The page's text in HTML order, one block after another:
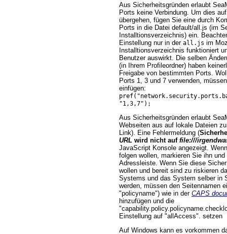
Aus Sicherheitsgründen erlaubt
Ports keine Verbindung. Um dies
übergehen, fügen Sie eine durch
Ports in die Datei default/all.js (im
Installtionsverzeichnis) ein.
Einstellung nur in der all.js im
Installtionsverzeichnis funktioniert
Benutzer auswirkt. Die selben
(in Ihrem Profileordner) haben
Freigabe von bestimmten Ports.
Ports 1, 3 und 7 verwenden,
einfügen:
"1,3,7");
Aus Sicherheitsgründen erlaubt
Webseiten aus auf lokale Dateien
Link). Eine Fehlermeldung (
URL wird nicht auf file:///
JavaScript Konsole angezeigt.
folgen wollen, markieren Sie ihn
Adressleiste. Wenn Sie diese
wollen und bereit sind zu riskieren
Systems und das System selber in
werden, müssen den Seitennamen
"policyname") wie in der CAPS
hinzufügen und die
Einstellung auf "allAccess". setzen
Auf Windows kann es vorkommen